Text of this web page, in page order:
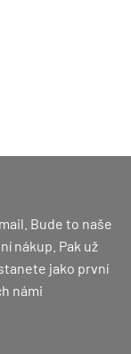
Bude to naše
nákup. Pak už
jako první
námi